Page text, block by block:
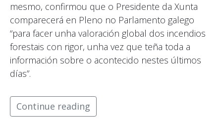
mesmo, confirmou que o Presidente da Xunta
comparecerá en Pleno no Parlamento galego
“para facer unha valoración global dos incendios
forestais con rigor, unha vez que teña toda a
información sobre o acontecido nestes últimos
días”.
Continue reading